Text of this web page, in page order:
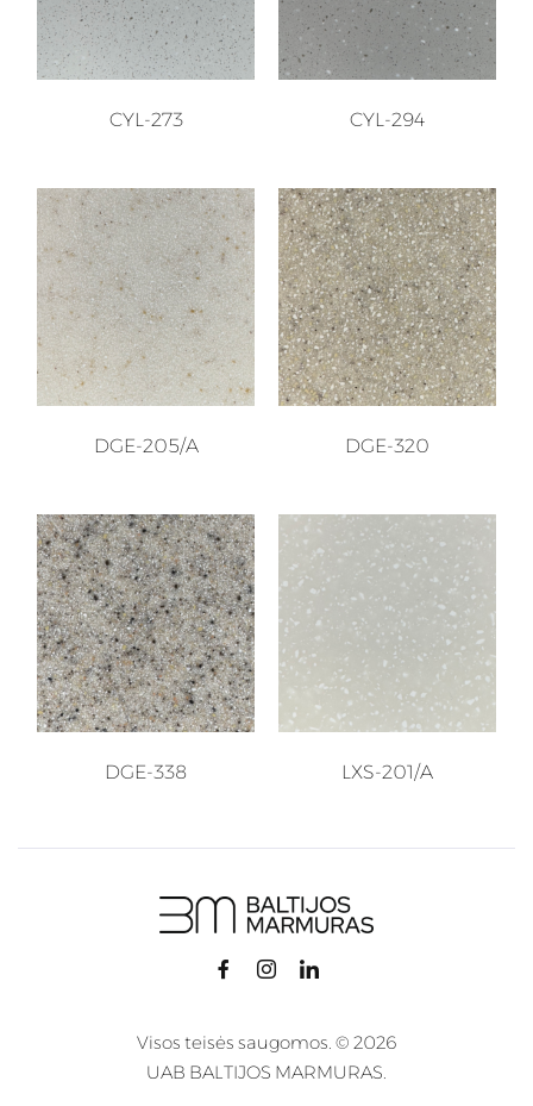
CYL-273 CYL-294
DGE-205/A DGE-320
DGE-338 LXS-201/A
Visos teisės saugomos. © 2026
UAB BALTIJOS MARMURAS.